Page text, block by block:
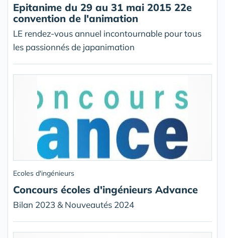
Epitanime du 29 au 31 mai 2015 22e
convention de l'animation
LE rendez-vous annuel incontournable pour tous
les passionnés de japanimation
Ecoles d'ingénieurs
Concours écoles d'ingénieurs Advance
Bilan 2023 & Nouveautés 2024